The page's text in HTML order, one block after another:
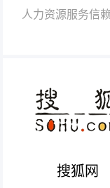
人力资源服务信
搜狐网